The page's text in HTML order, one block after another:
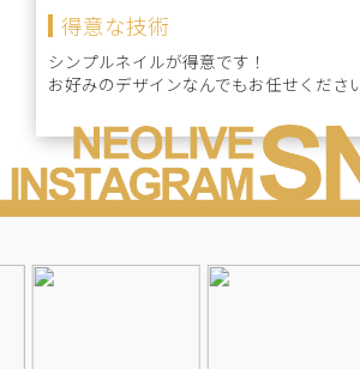
得意な技術
シンプルネイルが得意です！
お好みのデザインなんでもお任せくださ